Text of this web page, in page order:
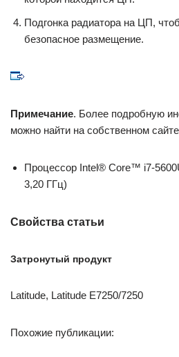
Подгонка радиатора на ЦП,
безопасное размещение.
Примечание. Более подробную
можно найти на собственном
Процессор Intel® Core™ i7-
3,20 ГГц)
Свойства статьи
Затронутый продукт
Latitude, Latitude E7250/7250
Похожие публикации: